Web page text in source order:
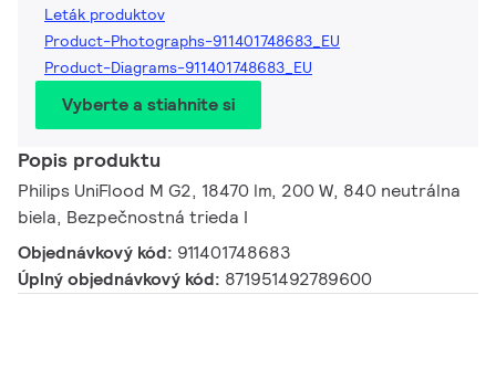
Leták produktov
Product-Photographs-911401748683_EU
Product-Diagrams-911401748683_EU
Vyberte a stiahnite si
Popis produktu
Philips UniFlood M G2, 18470 lm, 200 W, 840 neutrálna
biela, Bezpečnostná trieda I
Objednávkový kód: 911401748683
Úplný objednávkový kód: 871951492789600